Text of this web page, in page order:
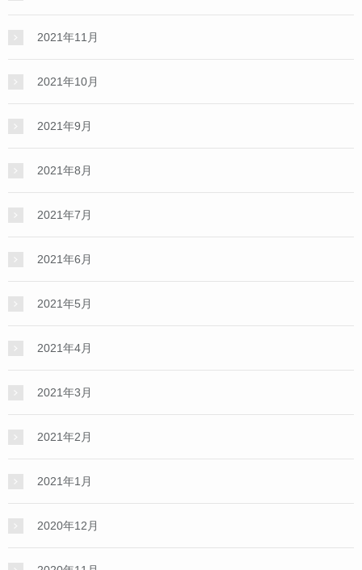
2021年11月
2021年10月
2021年9月
2021年8月
2021年7月
2021年6月
2021年5月
2021年4月
2021年3月
2021年2月
2021年1月
2020年12月